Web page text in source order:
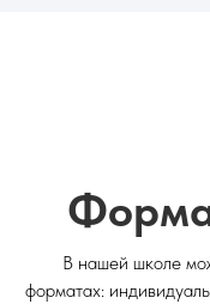
В нашей школе
форматах: